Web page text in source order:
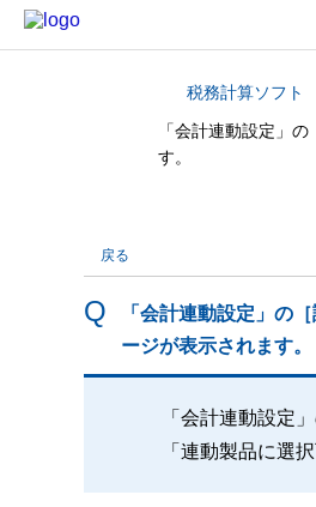
カテゴリから探す税務計算ソフト
「会計連動設定」
す。
戻る
「会計連動設定」の
ージが表示されます。
「会計連動設定
「連動製品に選